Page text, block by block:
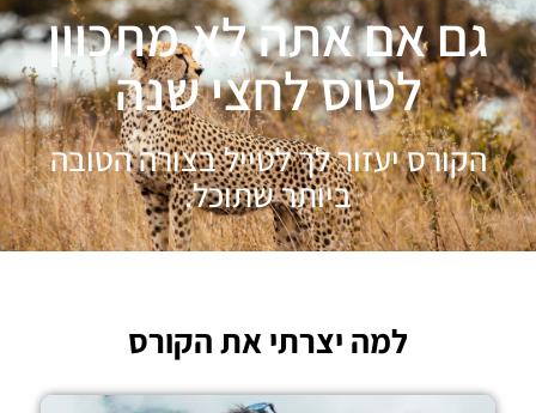
גם אם אתה לא מתכוון
לטוס לחצי שנה
הקורס יעזור לך לטייל בצורה הטובה
ביותר שתוכל.
למה יצרתי את הקורס